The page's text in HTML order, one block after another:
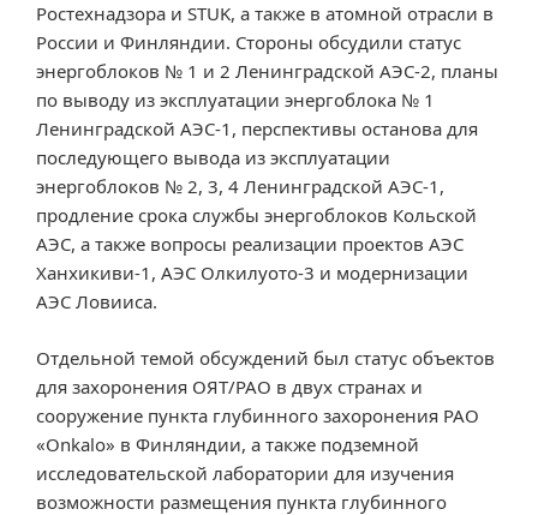
Ростехнадзора и STUK, а также в атомной отрасли в
России и Финляндии. Стороны обсудили статус
энергоблоков № 1 и 2 Ленинградской АЭС-2, планы
по выводу из эксплуатации энергоблока № 1
Ленинградской АЭС-1, перспективы останова для
последующего вывода из эксплуатации
энергоблоков № 2, 3, 4 Ленинградской АЭС-1,
продление срока службы энергоблоков Кольской
АЭС, а также вопросы реализации проектов АЭС
Ханхикиви-1, АЭС Олкилуото-3 и модернизации
АЭС Ловииса.
Отдельной темой обсуждений был статус объектов
для захоронения ОЯТ/РАО в двух странах и
сооружение пункта глубинного захоронения РАО
«Onkalo» в Финляндии, а также подземной
исследовательской лаборатории для изучения
возможности размещения пункта глубинного